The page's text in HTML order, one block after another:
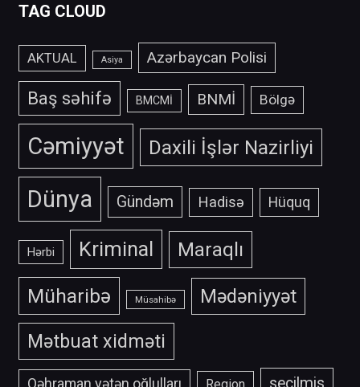
TAG CLOUD
AKTUAL Asiya Azərbaycan Polisi
Baş səhifə BMCMİ BNMİ Bölgə
Cəmiyyət Daxili İşlər Nazirliyi
Dünya Gündəm Hadisə Hüquq
Hərbi Kriminal Maraqlı
Müharibə Müsahibə
Mədəniyyət
Mətbuat xidməti
Qəhraman vətən oğlulları Region secilmis